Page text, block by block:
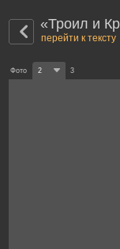
«Троил и
перейти к тексту
Фото 2 3